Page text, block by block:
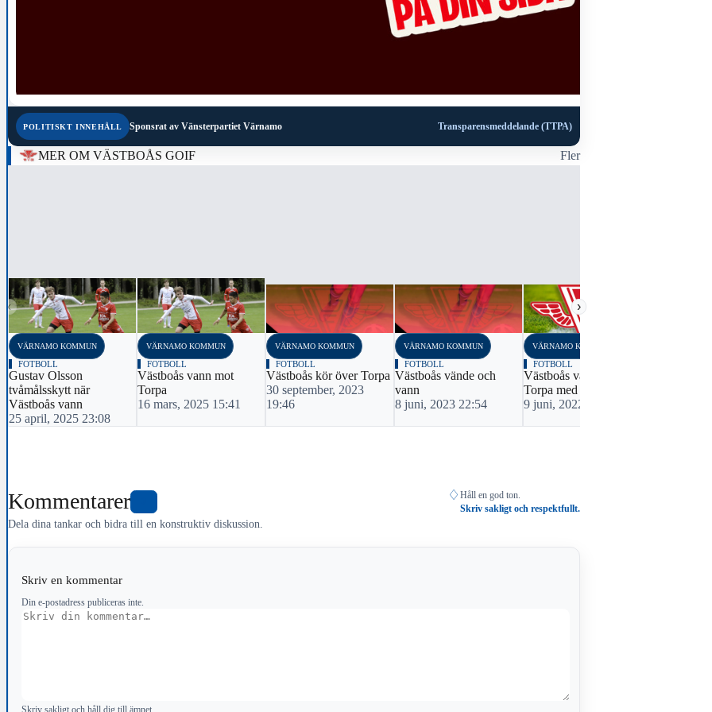
POLITISKT INNEHÅLL Sponsrat av Vänsterpartiet Värnamo Transparensmeddelande (TTPA)
MER OM VÄSTBOÅS GOIF Fler
‹ ›
VÄRNAMO KOMMUN
FOTBOLL
Gustav Olsson
tvåmålsskytt när
Västboås vann
25 april, 2025 23:08
VÄRNAMO KOMMUN
FOTBOLL
Västboås vann mot
Torpa
16 mars, 2025 15:41
VÄRNAMO KOMMUN
FOTBOLL
Västboås kör över Torpa
30 september, 2023
19:46
VÄRNAMO KOMMUN
FOTBOLL
Västboås vände och
vann
8 juni, 2023 22:54
VÄRNAMO KOMMUN
FOTBOLL
Västboås vann över
Torpa med ett mål
9 juni, 2022 22:48
Kommentarer
Dela dina tankar och bidra till en konstruktiv diskussion.
♢ Håll en god ton.
Skriv sakligt och respektfullt.
Skriv en kommentar
Din e-postadress publiceras inte.
Kommentar
Skriv sakligt och håll dig till ämnet.